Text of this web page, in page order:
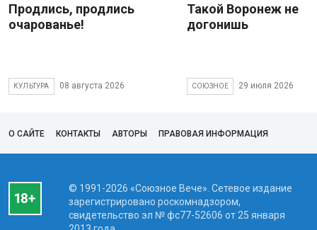
Продлись, продлись
очарованье!
КУЛЬТУРА 08 августа 2026
Такой Воронеж не
догонишь
СОЮЗНОЕ 29 июля 2026
О САЙТЕ КОНТАКТЫ АВТОРЫ ПРАВОВАЯ ИНФОРМАЦИЯ
© 1991-2026 «Союзное Вече». Сетевое издание
зарегистрировано роскомнадзором,
свидетельство эл № фc77-52606 от 25 января